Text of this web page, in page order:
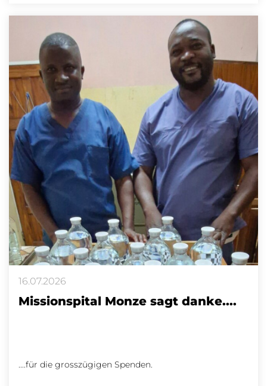
16.07.2026
Missionspital Monze sagt danke....
....für die grosszügigen Spenden.